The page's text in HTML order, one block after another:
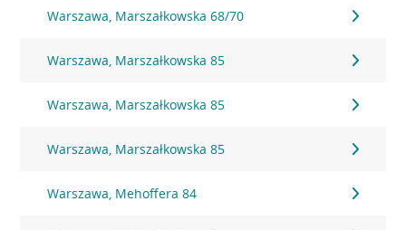
Warszawa, Marszałkowska 68/70
Warszawa, Marszałkowska 85
Warszawa, Marszałkowska 85
Warszawa, Marszałkowska 85
Warszawa, Mehoffera 84